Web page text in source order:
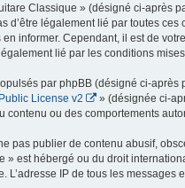
Classique » (désigné ci-après
d’être légalement lié par toutes
informer. Cependant, il est de
lié par les conditions
par phpBB (désigné ci-
License v2 » (désignée ci-
contenu ou des comportements
pas publier de contenu abusif,
» est hébergé ou du droit
L’adresse IP de tous les